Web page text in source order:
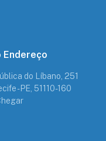
Endereço
do Líbano, 251
- PE, 51110-160